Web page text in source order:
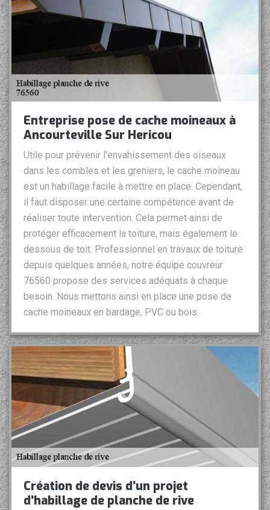
Entreprise pose de cache moineaux à
Ancourteville Sur Hericou
Utile pour prévenir l’envahissement des oiseaux
dans les combles et les greniers, le cache moineau
est un habillage facile à mettre en place. Cependant,
il faut disposer une certaine compétence avant de
réaliser toute intervention. Cela permet ainsi de
protéger efficacement la toiture, mais également le
dessous de toit. Professionnel en travaux de toiture
depuis quelques années, notre équipe couvreur
76560 propose des services adéquats à chaque
besoin. Nous mettons ainsi en place une pose de
cache moineaux en bardage, PVC ou bois.
Création de devis d’un projet
d’habillage de planche de rive